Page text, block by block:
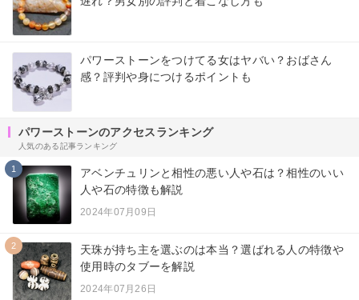
パワーストーンをつけてる女はヤバい？おばさん
感？評判や身につけるポイントも
パワーストーンのアクセスランキング
人気のある記事ランキング
1
アベンチュリンと相性の悪い人や石は？相性のいい
人や石の特徴も解説
2024年07月09日
2
天珠が持ち主を選ぶのは本当？選ばれる人の特徴や
使用時のタブーを解説
2024年07月26日